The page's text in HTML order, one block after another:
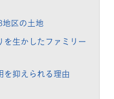
地区の土地
を生かしたファミリー
を抑えられる理由